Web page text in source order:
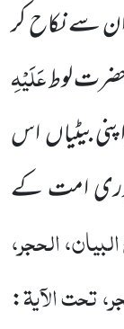
سے نکاح کر
لوطعَلَیْہِ
بیٹیاںاس
امت کے
الحجر،
تحت الآیۃ: